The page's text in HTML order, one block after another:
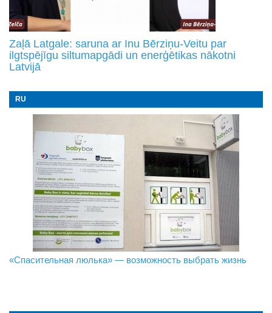
Zaļā Latgale: saruna ar Inu Bērziņu-Veitu par
ilgtspējīgu siltumapgādi un enerģētikas nākotni
Latvijā
RU
В Даугавпилсе определили сильнейших в пляжном
«Спасительная люлька» — возможность выбрать жизнь
Новое поколение пограничников: Даугавпилсское